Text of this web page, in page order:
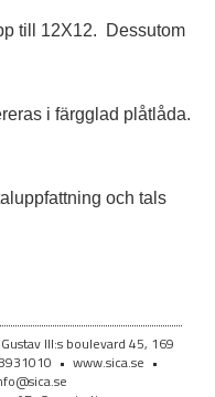
till 12X12. Dessutom
i färgglad plåtlåda.
och tals
Gustav III:s boulevard 45, 169
• www.sica.se •